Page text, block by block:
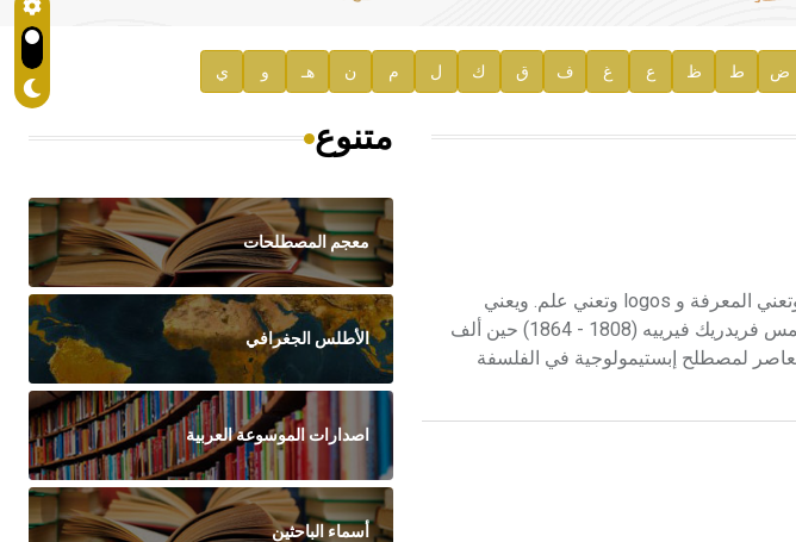
ض ط ظ ع غ ف ق ك ل م ن هـ و ي
الإبستيمولوجية الإبستيمولوجية epistemology مصطلح ذو أصل إغريقي مؤلف من كلمتين: epistemo وتعني المعرفة و logos وتعني علم. ويعني
المصطلح حرفياً علم المعرفة أو علم العلم. وكان أول من وضع هذا المصطلح الفيلسوف الاسكتلندي جيمس فريدريك فيرييه (1808 - 1864) حين ألف
لمصطلح إبستيمولوجية في الفلسفة
متنوع
معجم المصطلحات
الأطلس الجغرافي
اصدارات الموسوعة العربية
أسماء الباحثين